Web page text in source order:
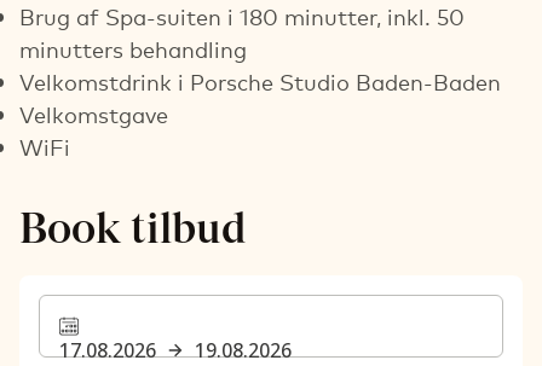
Brug af Spa-suiten i 180 minutter, inkl. 50
minutters behandling
Velkomstdrink i Porsche Studio Baden-Baden
Velkomstgave
WiFi
Book tilbud
17.08.2026
19.08.2026